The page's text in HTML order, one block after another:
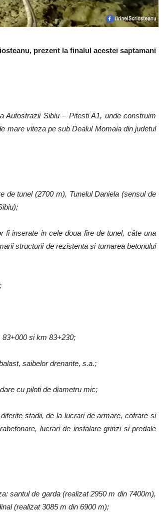
prezent la finalul acestei saptamani
Autostrazii Sibiu – Pitesti A1, unde construim
mare viteza pe sub Dealul Momaia din judetul
de tunel (2700 m), Tunelul Daniela (sensul de
fi inserate in cele doua fire de tunel, câte una
structurii de rezistenta si turnarea betonului
83+000 si km 83+230;
saibelor drenante, s.a.;
cu piloti de diametru mic;
stadii, de la lucrari de armare, cofrare si
lucrari de instalare grinzi si predale
santul de garda (realizat 2950 m din 7400m),
(realizat 3085 m din 6900 m);